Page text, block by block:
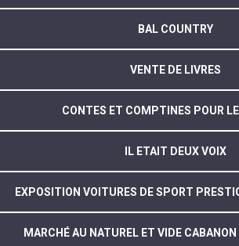
BAL COUNTRY
VENTE DE LIVRES
CONTES ET COMPTINES POUR
IL ETAIT DEUX VOIX
EXPOSITION VOITURES DE SPORT
MARCHÉ AU NATUREL ET VIDE